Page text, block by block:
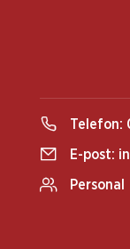
Telefon:
E-post:
Personal